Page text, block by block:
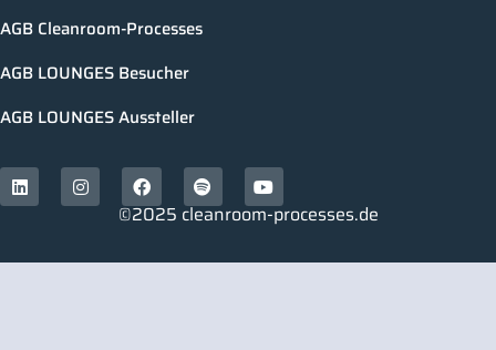
AGB Cleanroom-Processes
AGB LOUNGES Besucher
AGB LOUNGES Aussteller
©2025 cleanroom-processes.de